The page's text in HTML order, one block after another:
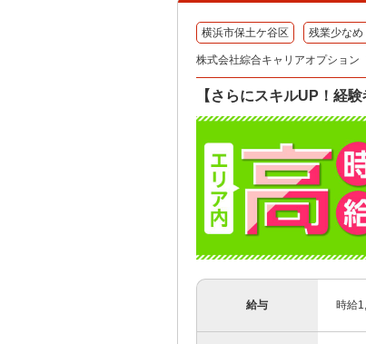
横浜市保土ケ谷区 残業少なめ
株式会社綜合キャリアオプショ
【さらにスキルUP！経
給与 時給